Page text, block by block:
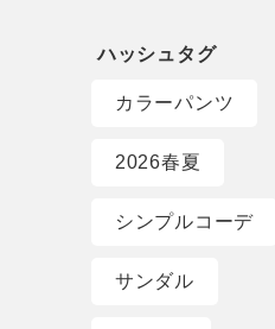
カラーパンツ
2026春夏
シンプルコーデ
サンダル